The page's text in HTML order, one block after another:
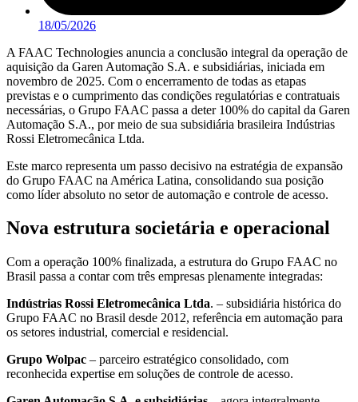
18/05/2026
A FAAC Technologies anuncia a conclusão integral da operação de
aquisição da Garen Automação S.A. e subsidiárias, iniciada em
novembro de 2025. Com o encerramento de todas as etapas
previstas e o cumprimento das condições regulatórias e contratuais
necessárias, o Grupo FAAC passa a deter 100% do capital da Garen
Automação S.A., por meio de sua subsidiária brasileira Indústrias
Rossi Eletromecânica Ltda.
Este marco representa um passo decisivo na estratégia de expansão
do Grupo FAAC na América Latina, consolidando sua posição
como líder absoluto no setor de automação e controle de acesso.
Nova estrutura societária e operacional
Com a operação 100% finalizada, a estrutura do Grupo FAAC no
Brasil passa a contar com três empresas plenamente integradas:
Indústrias Rossi Eletromecânica Ltda. – subsidiária histórica do
Grupo FAAC no Brasil desde 2012, referência em automação para
os setores industrial, comercial e residencial.
Grupo Wolpac – parceiro estratégico consolidado, com
reconhecida expertise em soluções de controle de acesso.